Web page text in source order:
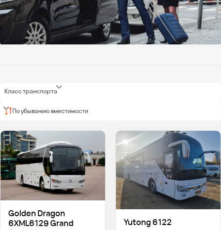
Класс транспорта
По убыванию вместимости
Golden Dragon
6XML6129 Grand
Yutong 6122